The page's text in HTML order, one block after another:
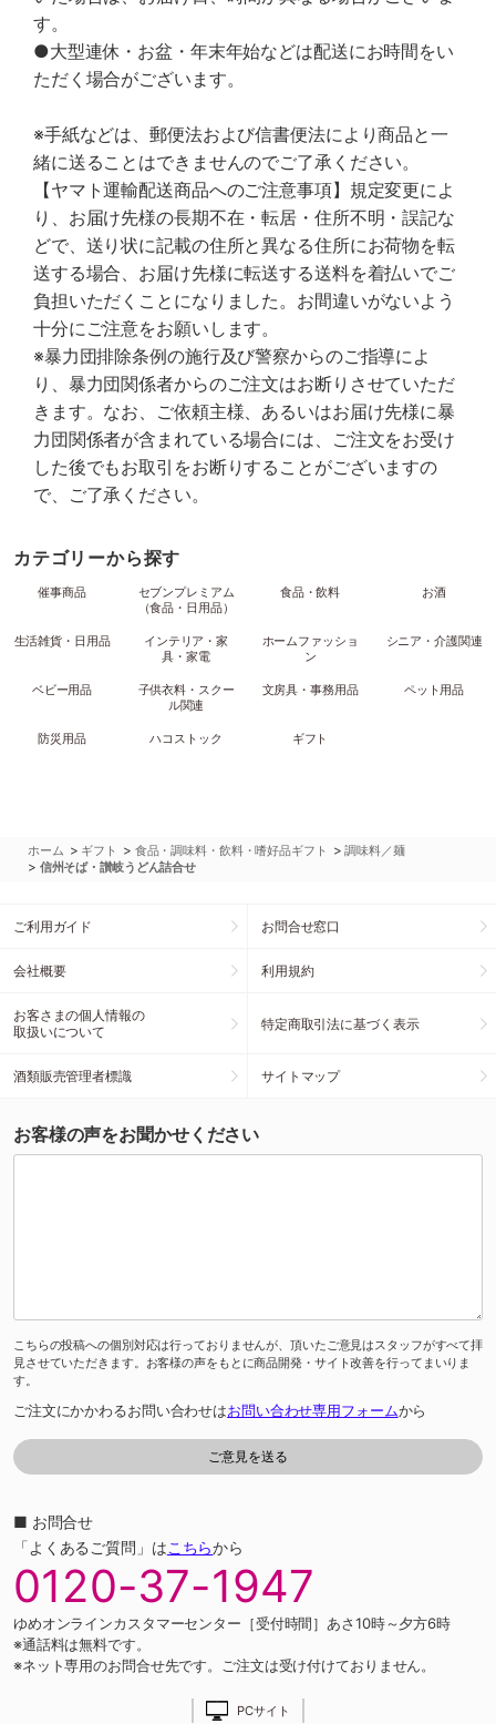
す。
●大型連休・お盆・年末年始などは配送にお時間をい
ただく場合がございます。
※手紙などは、郵便法および信書便法により商品と一
緒に送ることはできませんのでご了承ください。
【ヤマト運輸配送商品へのご注意事項】規定変更によ
り、お届け先様の長期不在・転居・住所不明・誤記な
どで、送り状に記載の住所と異なる住所にお荷物を転
送する場合、お届け先様に転送する送料を着払いでご
負担いただくことになりました。お間違いがないよう
十分にご注意をお願いします。
※暴力団排除条例の施行及び警察からのご指導によ
り、暴力団関係者からのご注文はお断りさせていただ
きます。なお、ご依頼主様、あるいはお届け先様に暴
力団関係者が含まれている場合には、ご注文をお受け
した後でもお取引をお断りすることがございますの
で、ご了承ください。
カテゴリーから探す
催事商品
セブンプレミアム
（食品・日用品）
食品・飲料 お酒
生活雑貨・日用品
インテリア・家
具・家電
ホームファッショ
ン
シニア・介護関連
ベビー用品
子供衣料・スクー
ル関連
文房具・事務用品 ペット用品
防災用品 ハコストック ギフト
ホーム > ギフト > 食品・調味料・飲料・嗜好品ギフト >調味料／麺
> 信州そば・讃岐うどん詰合せ
ご利用ガイド お問合せ窓口
会社概要 利用規約
お客さまの個人情報の
取扱いについて
特定商取引法に基づく表示
酒類販売管理者標識 サイトマップ
お客様の声をお聞かせください
こちらの投稿への個別対応は行っておりませんが、頂いたご意見はスタッフがすべて拝
見させていただきます。お客様の声をもとに商品開発・サイト改善を行ってまいりま
す。
ご注文にかかわるお問い合わせはお問い合わせ専用フォームから
■ お問合せ
「よくあるご質問」はこちらから
0120-37-1947
ゆめオンラインカスタマーセンター［受付時間］あさ10時～夕方6時
※通話料は無料です。
※ネット専用のお問合せ先です。ご注文は受け付けておりません。
PCサイト